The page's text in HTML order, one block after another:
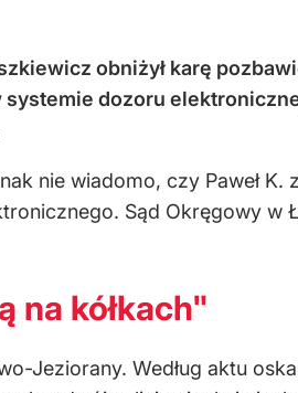
obniżył karę
dozoru
nie wiadomo, czy Paweł K.
Sąd Okręgowy w
na kółkach"
Jeziorany. Według aktu